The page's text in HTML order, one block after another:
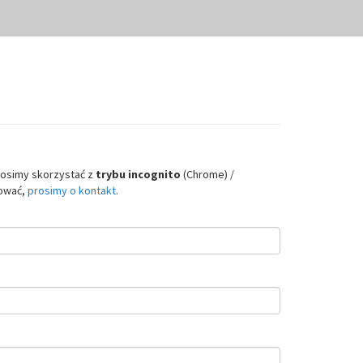
skorzystać z trybu incognito (Chrome) /
prosimy o kontakt.